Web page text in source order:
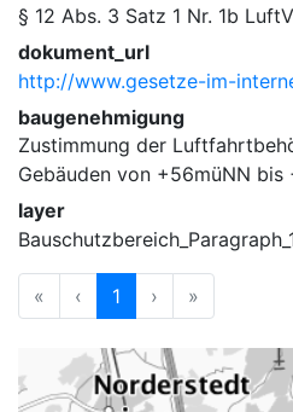
§ 12 Abs. 3 Satz 1 Nr. 1b
dokument_url
http://www.gesetze-im-
baugenehmigung
Zustimmung der
Gebäuden von +56müNN bis
layer
« ‹ 1 › »